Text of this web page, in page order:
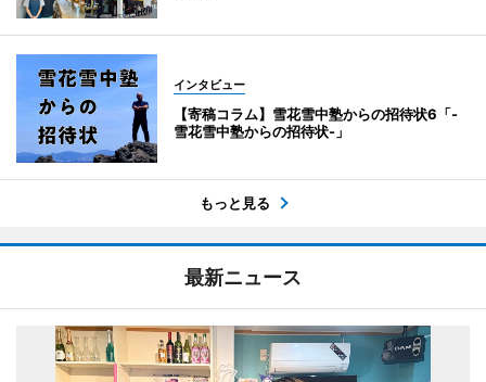
インタビュー
【寄稿コラム】雪花雪中塾からの招待状6「-
雪花雪中塾からの招待状-」
もっと見る
最新ニュース